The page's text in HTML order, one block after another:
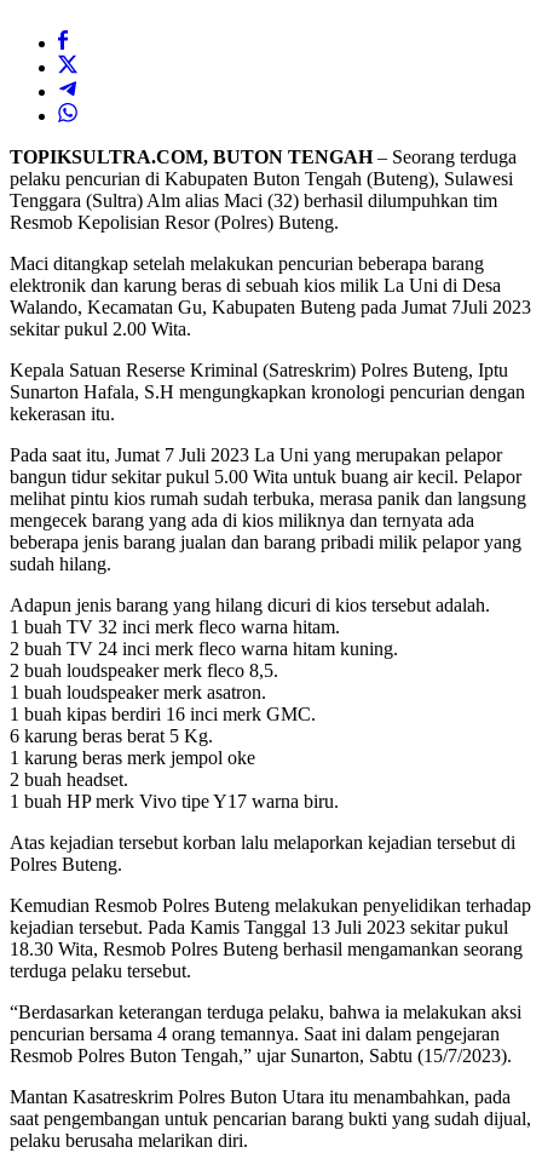
TOPIKSULTRA.COM, BUTON TENGAH– Seorang terduga
pelaku pencurian di Kabupaten Buton Tengah (Buteng), Sulawesi
Tenggara (Sultra) Alm alias Maci (32) berhasil dilumpuhkan tim
Resmob Kepolisian Resor (Polres) Buteng.
Maci ditangkap setelah melakukan pencurian beberapa barang
elektronik dan karung beras di sebuah kios milik La Uni di Desa
Walando, Kecamatan Gu, Kabupaten Buteng pada Jumat 7Juli 2023
sekitar pukul 2.00 Wita.
Kepala Satuan Reserse Kriminal (Satreskrim) Polres Buteng, Iptu
Sunarton Hafala, S.H mengungkapkan kronologi pencurian dengan
kekerasan itu.
Pada saat itu, Jumat 7 Juli 2023 La Uni yang merupakan pelapor
bangun tidur sekitar pukul 5.00 Wita untuk buang air kecil. Pelapor
melihat pintu kios rumah sudah terbuka, merasa panik dan langsung
mengecek barang yang ada di kios miliknya dan ternyata ada
beberapa jenis barang jualan dan barang pribadi milik pelapor yang
sudah hilang.
Adapun jenis barang yang hilang dicuri di kios tersebut adalah.
1 buah TV 32 inci merk fleco warna hitam.
2 buah TV 24 inci merk fleco warna hitam kuning.
2 buah loudspeaker merk fleco 8,5.
1 buah loudspeaker merk asatron.
1 buah kipas berdiri 16 inci merk GMC.
6 karung beras berat 5 Kg.
1 karung beras merk jempol oke
2 buah headset.
1 buah HP merk Vivo tipe Y17 warna biru.
Atas kejadian tersebut korban lalu melaporkan kejadian tersebut di
Polres Buteng.
Kemudian Resmob Polres Buteng melakukan penyelidikan terhadap
kejadian tersebut. Pada Kamis Tanggal 13 Juli 2023 sekitar pukul
18.30 Wita, Resmob Polres Buteng berhasil mengamankan seorang
terduga pelaku tersebut.
“Berdasarkan keterangan terduga pelaku, bahwa ia melakukan aksi
pencurian bersama 4 orang temannya. Saat ini dalam pengejaran
Resmob Polres Buton Tengah,” ujar Sunarton, Sabtu (15/7/2023).
Mantan Kasatreskrim Polres Buton Utara itu menambahkan, pada
saat pengembangan untuk pencarian barang bukti yang sudah dijual,
pelaku berusaha melarikan diri.